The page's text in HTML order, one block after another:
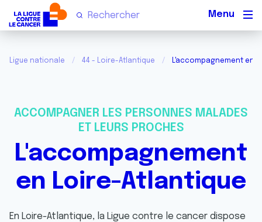
Ligue nationale 44 - Loire-Atlantique L'accompagnement en
ACCOMPAGNER LES PERSONNES MALADES
ET LEURS PROCHES
L'accompagnement
en Loire-Atlantique
En Loire-Atlantique, la Ligue contre le cancer dispose